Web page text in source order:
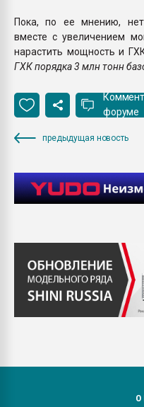
Пока, по ее мнению, нет
вместе с увеличением
нарастить мощность и
ГХК порядка 3 млн тонн
форуме
предыдущая новость
О